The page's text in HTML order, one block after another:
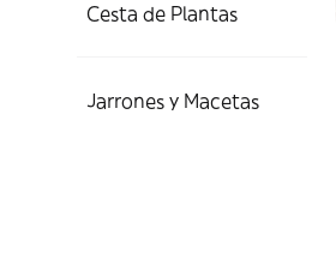
Cesta de Plantas
Jarrones y Macetas